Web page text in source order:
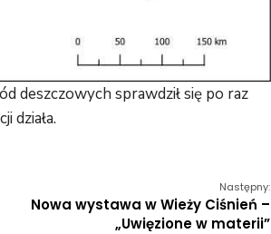
deszczowych sprawdził się po raz
działa.
Następny:
Nowa wystawa w Wieży Ciśnień –
„Uwięzione w materii”